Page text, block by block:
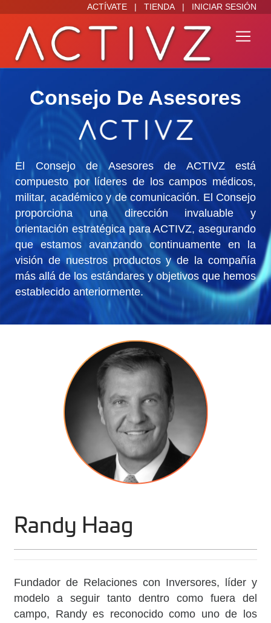
ACTÍVATE | TIENDA | INICIAR SESIÓN
Consejo De Asesores
El Consejo de Asesores de ACTIVZ está
compuesto por líderes de los campos médicos,
militar, académico y de comunicación. El Consejo
proporciona una dirección invaluable y
orientación estratégica para ACTIVZ, asegurando
que estamos avanzando continuamente en la
visión de nuestros productos y de la compañía
más allá de los estándares y objetivos que hemos
establecido anteriormente.
Randy Haag
Fundador de Relaciones con Inversores, líder y
modelo a seguir tanto dentro como fuera del
campo, Randy es reconocido como uno de los